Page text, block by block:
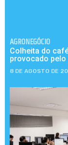
AGRONEGÓCIO
Colheita do
provocado pelo
8 DE AGOSTO DE